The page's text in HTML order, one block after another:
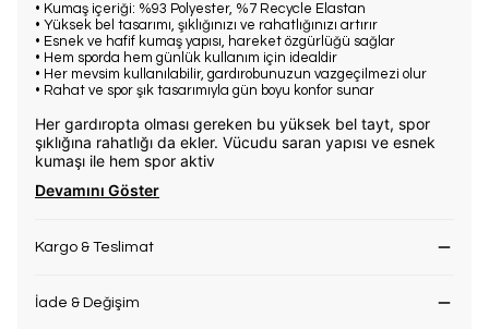
• Kumaş içeriği: %93 Polyester, %7 Recycle Elastan
• Yüksek bel tasarımı, şıklığınızı ve rahatlığınızı artırır
• Esnek ve hafif kumaş yapısı, hareket özgürlüğü sağlar
• Hem sporda hem günlük kullanım için idealdir
• Her mevsim kullanılabilir, gardırobunuzun vazgeçilmezi olur
• Rahat ve spor şık tasarımıyla gün boyu konfor sunar
Her gardıropta olması gereken bu yüksek bel tayt, spor
şıklığına rahatlığı da ekler. Vücudu saran yapısı ve esnek
kumaşı ile hem spor aktiv
Devamını Göster
Kargo & Teslimat
İade & Değişim